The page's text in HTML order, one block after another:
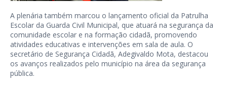
A plenária também marcou o lançamento oficial da Patrulha
Escolar da Guarda Civil Municipal, que atuará na segurança da
comunidade escolar e na formação cidadã, promovendo
atividades educativas e intervenções em sala de aula. O
secretário de Segurança Cidadã, Adegivaldo Mota, destacou
os avanços realizados pelo município na área da segurança
pública.